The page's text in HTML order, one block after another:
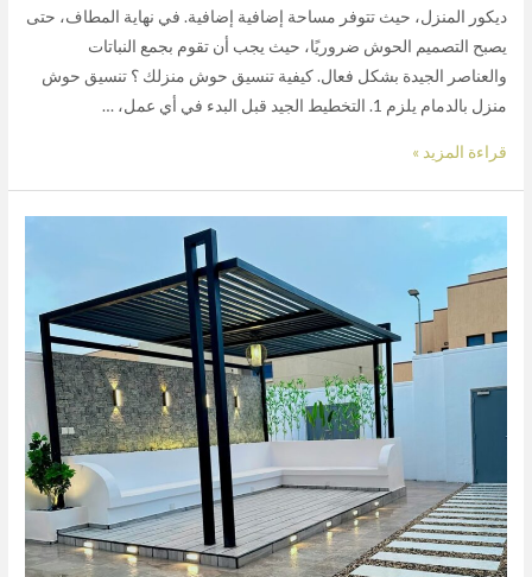
ديكور المنزل، حيث تتوفر مساحة إضافية إضافية. في نهاية المطاف، حتى
يصبح التصميم الحوش ضروريًا، حيث يجب أن تقوم بجمع النباتات
والعناصر الجيدة بشكل فعال. كيفية تنسيق حوش منزلك ؟ تنسيق حوش
منزل بالدمام يلزم 1. التخطيط الجيد قبل البدء في أي عمل، …
قراءة المزيد »